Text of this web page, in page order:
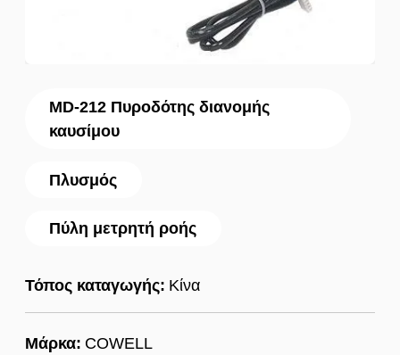
MD-212 Πυροδότης διανομής
καυσίμου
Πλυσμός
Πύλη μετρητή ροής
Τόπος καταγωγής: Κίνα
Μάρκα: COWELL